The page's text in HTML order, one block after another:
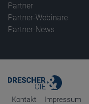
Partner
Partner-Webinare
Partner-News
Kontakt Impressum